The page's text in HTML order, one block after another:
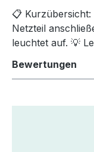
📋 Kurzübersicht:
Netzteil
leuchtet auf. 💡
Bewertungen